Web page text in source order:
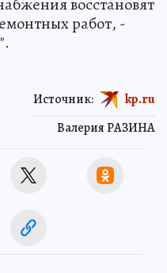
восстановят
работ, -
Валерия РАЗИНА
Источник: kp.ru